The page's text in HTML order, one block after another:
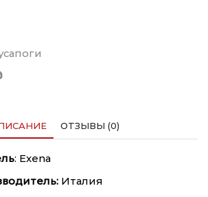
ОТЗЫВЫ (0)
: Exena
Италия